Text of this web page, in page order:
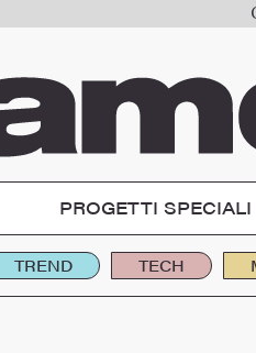
PROGETTI SPECIALI
TREND TECH